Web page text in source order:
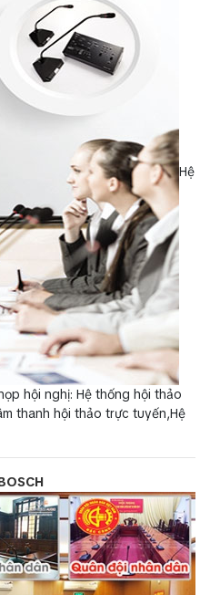
Hệ
hội nghị: Hệ thống hội thảo
thanh hội thảo trực tuyến,Hệ